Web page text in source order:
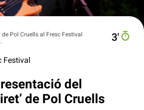
Pol Cruells al Fresc Festival
3′
Festival
del
de Pol Cruells